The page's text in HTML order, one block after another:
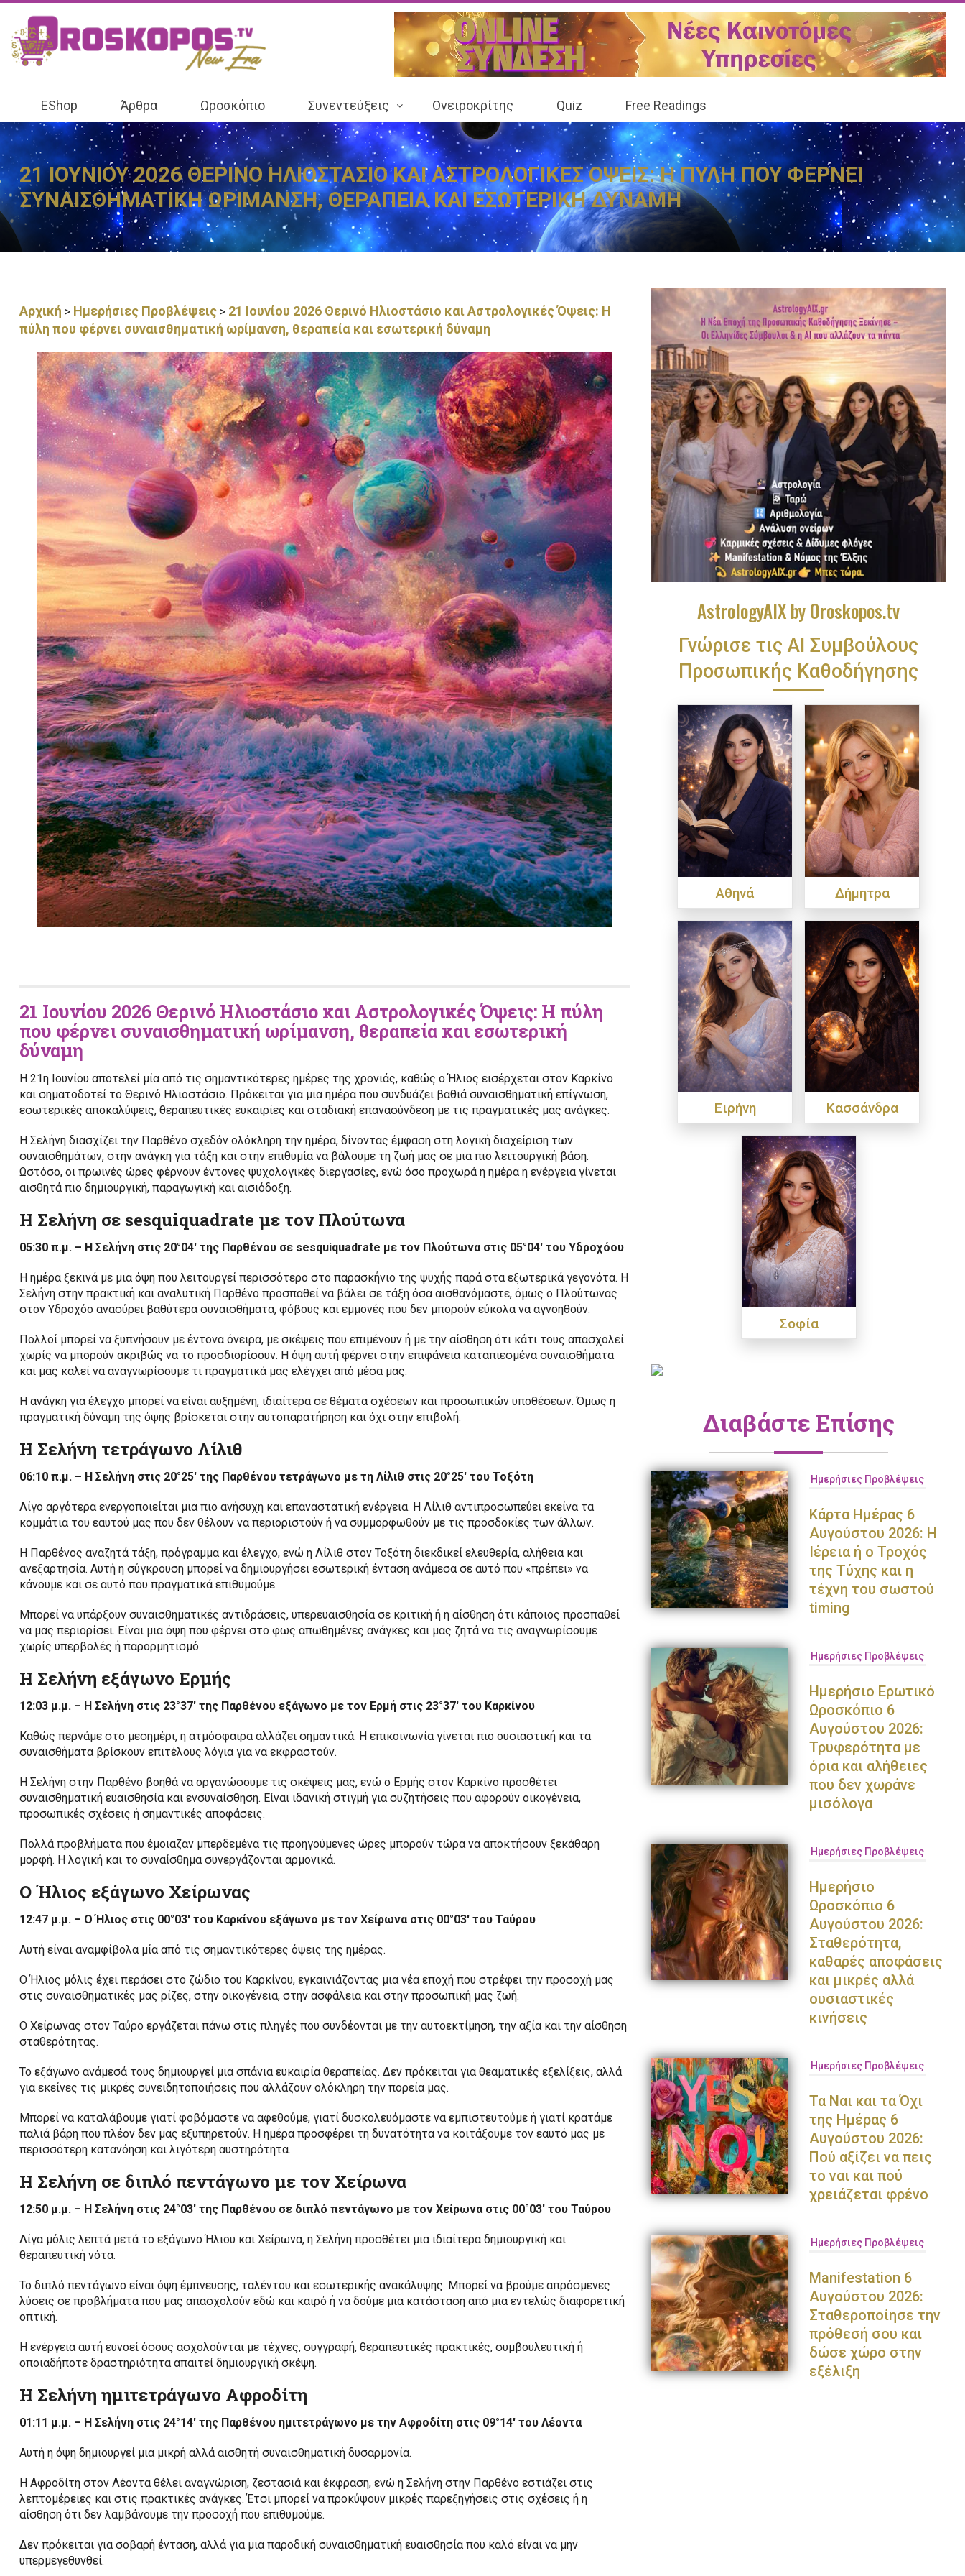
EShop Άρθρα Ωροσκόπιο Συνεντεύξεις Ονειροκρίτης Quiz Free Readings
21 ΙΟΥΝΙΟΥ 2026 ΘΕΡΙΝΟ ΗΛΙΟΣΤΑΣΙΟ ΚΑΙ ΑΣΤΡΟΛΟΓΙΚΕΣ ΟΨΕΙΣ: Η ΠΥΛΗ ΠΟΥ ΦΕΡΝΕΙ
ΣΥΝΑΙΣΘΗΜΑΤΙΚΗ ΩΡΙΜΑΝΣΗ, ΘΕΡΑΠΕΙΑ ΚΑΙ ΕΣΩΤΕΡΙΚΗ ΔΥΝΑΜΗ
Αρχική > Ημερήσιες Προβλέψεις > 21 Ιουνίου 2026 Θερινό Ηλιοστάσιο και Αστρολογικές Όψεις: Η
πύλη που φέρνει συναισθηματική ωρίμανση, θεραπεία και εσωτερική δύναμη
21 Ιουνίου 2026 Θερινό Ηλιοστάσιο και Αστρολογικές Όψεις: Η πύλη
που φέρνει συναισθηματική ωρίμανση, θεραπεία και εσωτερική
δύναμη
Η 21η Ιουνίου αποτελεί μία από τις σημαντικότερες ημέρες της χρονιάς, καθώς ο Ήλιος εισέρχεται στον Καρκίνο
και σηματοδοτεί το Θερινό Ηλιοστάσιο. Πρόκειται για μια ημέρα που συνδυάζει βαθιά συναισθηματική επίγνωση,
εσωτερικές αποκαλύψεις, θεραπευτικές ευκαιρίες και σταδιακή επανασύνδεση με τις πραγματικές μας ανάγκες.
Η Σελήνη διασχίζει την Παρθένο σχεδόν ολόκληρη την ημέρα, δίνοντας έμφαση στη λογική διαχείριση των
συναισθημάτων, στην ανάγκη για τάξη και στην επιθυμία να βάλουμε τη ζωή μας σε μια πιο λειτουργική βάση.
Ωστόσο, οι πρωινές ώρες φέρνουν έντονες ψυχολογικές διεργασίες, ενώ όσο προχωρά η ημέρα η ενέργεια γίνεται
αισθητά πιο δημιουργική, παραγωγική και αισιόδοξη.
Η Σελήνη σε sesquiquadrate με τον Πλούτωνα
05:30 π.μ. – Η Σελήνη στις 20°04′ της Παρθένου σε sesquiquadrate με τον Πλούτωνα στις 05°04′ του Υδροχόου
Η ημέρα ξεκινά με μια όψη που λειτουργεί περισσότερο στο παρασκήνιο της ψυχής παρά στα εξωτερικά γεγονότα. Η
Σελήνη στην πρακτική και αναλυτική Παρθένο προσπαθεί να βάλει σε τάξη όσα αισθανόμαστε, όμως ο Πλούτωνας
στον Υδροχόο ανασύρει βαθύτερα συναισθήματα, φόβους και εμμονές που δεν μπορούν εύκολα να αγνοηθούν.
Πολλοί μπορεί να ξυπνήσουν με έντονα όνειρα, με σκέψεις που επιμένουν ή με την αίσθηση ότι κάτι τους απασχολεί
χωρίς να μπορούν ακριβώς να το προσδιορίσουν. Η όψη αυτή φέρνει στην επιφάνεια καταπιεσμένα συναισθήματα
και μας καλεί να αναγνωρίσουμε τι πραγματικά μας ελέγχει από μέσα μας.
Η ανάγκη για έλεγχο μπορεί να είναι αυξημένη, ιδιαίτερα σε θέματα σχέσεων και προσωπικών υποθέσεων. Όμως η
πραγματική δύναμη της όψης βρίσκεται στην αυτοπαρατήρηση και όχι στην επιβολή.
Η Σελήνη τετράγωνο Λίλιθ
06:10 π.μ. – Η Σελήνη στις 20°25′ της Παρθένου τετράγωνο με τη Λίλιθ στις 20°25′ του Τοξότη
Λίγο αργότερα ενεργοποιείται μια πιο ανήσυχη και επαναστατική ενέργεια. Η Λίλιθ αντιπροσωπεύει εκείνα τα
κομμάτια του εαυτού μας που δεν θέλουν να περιοριστούν ή να συμμορφωθούν με τις προσδοκίες των άλλων.
Η Παρθένος αναζητά τάξη, πρόγραμμα και έλεγχο, ενώ η Λίλιθ στον Τοξότη διεκδικεί ελευθερία, αλήθεια και
ανεξαρτησία. Αυτή η σύγκρουση μπορεί να δημιουργήσει εσωτερική ένταση ανάμεσα σε αυτό που «πρέπει» να
κάνουμε και σε αυτό που πραγματικά επιθυμούμε.
Μπορεί να υπάρξουν συναισθηματικές αντιδράσεις, υπερευαισθησία σε κριτική ή η αίσθηση ότι κάποιος προσπαθεί
να μας περιορίσει. Είναι μια όψη που φέρνει στο φως απωθημένες ανάγκες και μας ζητά να τις αναγνωρίσουμε
χωρίς υπερβολές ή παρορμητισμό.
Η Σελήνη εξάγωνο Ερμής
12:03 μ.μ. – Η Σελήνη στις 23°37′ της Παρθένου εξάγωνο με τον Ερμή στις 23°37′ του Καρκίνου
Καθώς περνάμε στο μεσημέρι, η ατμόσφαιρα αλλάζει σημαντικά. Η επικοινωνία γίνεται πιο ουσιαστική και τα
συναισθήματα βρίσκουν επιτέλους λόγια για να εκφραστούν.
Η Σελήνη στην Παρθένο βοηθά να οργανώσουμε τις σκέψεις μας, ενώ ο Ερμής στον Καρκίνο προσθέτει
συναισθηματική ευαισθησία και ενσυναίσθηση. Είναι ιδανική στιγμή για συζητήσεις που αφορούν οικογένεια,
προσωπικές σχέσεις ή σημαντικές αποφάσεις.
Πολλά προβλήματα που έμοιαζαν μπερδεμένα τις προηγούμενες ώρες μπορούν τώρα να αποκτήσουν ξεκάθαρη
μορφή. Η λογική και το συναίσθημα συνεργάζονται αρμονικά.
Ο Ήλιος εξάγωνο Χείρωνας
12:47 μ.μ. – Ο Ήλιος στις 00°03′ του Καρκίνου εξάγωνο με τον Χείρωνα στις 00°03′ του Ταύρου
Αυτή είναι αναμφίβολα μία από τις σημαντικότερες όψεις της ημέρας.
Ο Ήλιος μόλις έχει περάσει στο ζώδιο του Καρκίνου, εγκαινιάζοντας μια νέα εποχή που στρέφει την προσοχή μας
στις συναισθηματικές μας ρίζες, στην οικογένεια, στην ασφάλεια και στην προσωπική μας ζωή.
Ο Χείρωνας στον Ταύρο εργάζεται πάνω στις πληγές που συνδέονται με την αυτοεκτίμηση, την αξία και την αίσθηση
σταθερότητας.
Το εξάγωνο ανάμεσά τους δημιουργεί μια σπάνια ευκαιρία θεραπείας. Δεν πρόκειται για θεαματικές εξελίξεις, αλλά
για εκείνες τις μικρές συνειδητοποιήσεις που αλλάζουν ολόκληρη την πορεία μας.
Μπορεί να καταλάβουμε γιατί φοβόμαστε να αφεθούμε, γιατί δυσκολευόμαστε να εμπιστευτούμε ή γιατί κρατάμε
παλιά βάρη που πλέον δεν μας εξυπηρετούν. Η ημέρα προσφέρει τη δυνατότητα να κοιτάξουμε τον εαυτό μας με
περισσότερη κατανόηση και λιγότερη αυστηρότητα.
Η Σελήνη σε διπλό πεντάγωνο με τον Χείρωνα
12:50 μ.μ. – Η Σελήνη στις 24°03′ της Παρθένου σε διπλό πεντάγωνο με τον Χείρωνα στις 00°03′ του Ταύρου
Λίγα μόλις λεπτά μετά το εξάγωνο Ήλιου και Χείρωνα, η Σελήνη προσθέτει μια ιδιαίτερα δημιουργική και
θεραπευτική νότα.
Το διπλό πεντάγωνο είναι όψη έμπνευσης, ταλέντου και εσωτερικής ανακάλυψης. Μπορεί να βρούμε απρόσμενες
λύσεις σε προβλήματα που μας απασχολούν εδώ και καιρό ή να δούμε μια κατάσταση από μια εντελώς διαφορετική
οπτική.
Η ενέργεια αυτή ευνοεί όσους ασχολούνται με τέχνες, συγγραφή, θεραπευτικές πρακτικές, συμβουλευτική ή
οποιαδήποτε δραστηριότητα απαιτεί δημιουργική σκέψη.
Η Σελήνη ημιτετράγωνο Αφροδίτη
01:11 μ.μ. – Η Σελήνη στις 24°14′ της Παρθένου ημιτετράγωνο με την Αφροδίτη στις 09°14′ του Λέοντα
Αυτή η όψη δημιουργεί μια μικρή αλλά αισθητή συναισθηματική δυσαρμονία.
Η Αφροδίτη στον Λέοντα θέλει αναγνώριση, ζεστασιά και έκφραση, ενώ η Σελήνη στην Παρθένο εστιάζει στις
λεπτομέρειες και στις πρακτικές ανάγκες. Έτσι μπορεί να προκύψουν μικρές παρεξηγήσεις στις σχέσεις ή η
αίσθηση ότι δεν λαμβάνουμε την προσοχή που επιθυμούμε.
Δεν πρόκειται για σοβαρή ένταση, αλλά για μια παροδική συναισθηματική ευαισθησία που καλό είναι να μην
υπερμεγεθυνθεί.
AstrologyAIX by Oroskopos.tv
Γνώρισε τις ΑΙ Συμβούλους
Προσωπικής Καθοδήγησης
Αθηνά Δήμητρα
Ειρήνη Κασσάνδρα
Σοφία
Διαβάστε Επίσης
Ημερήσιες Προβλέψεις
Κάρτα Ημέρας 6
Αυγούστου 2026: Η
Ιέρεια ή ο Τροχός
της Τύχης και η
τέχνη του σωστού
timing
Ημερήσιες Προβλέψεις
Ημερήσιο Ερωτικό
Ωροσκόπιο 6
Αυγούστου 2026:
Τρυφερότητα με
όρια και αλήθειες
που δεν χωράνε
μισόλογα
Ημερήσιες Προβλέψεις
Ημερήσιο
Ωροσκόπιο 6
Αυγούστου 2026:
Σταθερότητα,
καθαρές αποφάσεις
και μικρές αλλά
ουσιαστικές
κινήσεις
Ημερήσιες Προβλέψεις
Τα Ναι και τα Όχι
της Ημέρας 6
Αυγούστου 2026:
Πού αξίζει να πεις
το ναι και πού
χρειάζεται φρένο
Ημερήσιες Προβλέψεις
Manifestation 6
Αυγούστου 2026:
Σταθεροποίησε την
πρόθεσή σου και
δώσε χώρο στην
εξέλιξη